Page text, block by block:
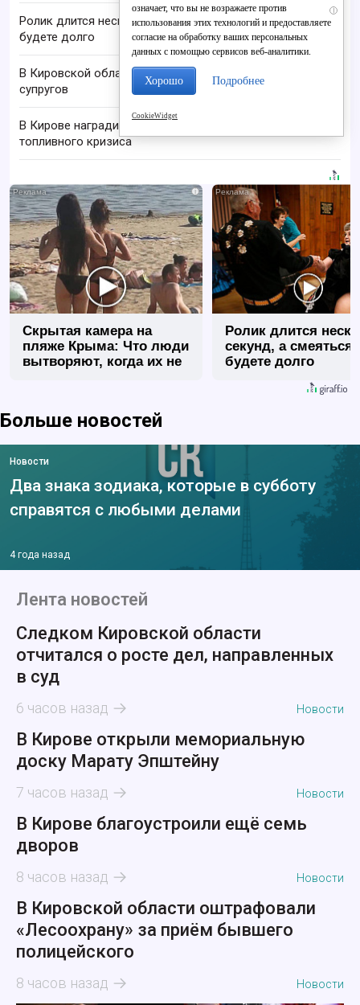
i
Ролик длится несколько секунд, а смеяться вы
будете долго
В Кировской области нашли тела пропавших
супругов
В Кирове наградили отличившихся во время
топливного кризиса
i
Скрытая камера на
пляже Крыма: Что люди
вытворяют, когда их не
Ролик длится
секунд, а смеяться
будете долго
Больше новостей
Новости
Два знака зодиака, которые в субботу
справятся с любыми делами
4 года назад
Лента новостей
Следком Кировской области
отчитался о росте дел, направленных
в суд
6 часов назад Новости
В Кирове открыли мемориальную
доску Марату Эпштейну
7 часов назад Новости
В Кирове благоустроили ещё семь
дворов
8 часов назад Новости
В Кировской области оштрафовали
«Лесоохрану» за приём бывшего
полицейского
8 часов назад Новости
означает, что вы не возражаете против
использования этих технологий и предоставляете
согласие на обработку ваших персональных
данных с помощью сервисов веб-аналитики.
Хорошо Подробнее
CookieWidget